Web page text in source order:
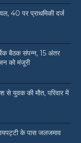
40 पर प्राथमिकी दर्ज
बैठक संपन्न, 15 अंतर
को मंजूरी
से युवक की मौत, परिवार में
के पास जलजमाव